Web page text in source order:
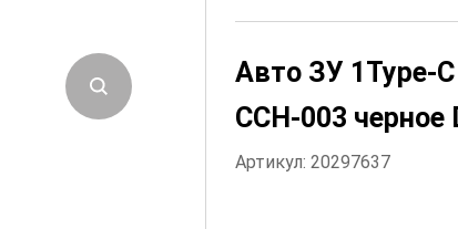
Авто ЗУ 1Type-
CCH-003 черное
Артикул: 20297637